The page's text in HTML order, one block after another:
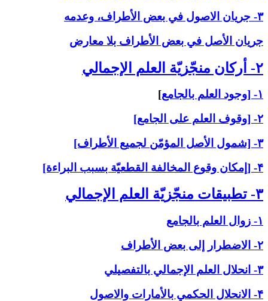
۳- جريان الاصول في بعض الأطراف، وعدمه
جريان الأصل في بعض الأطراف بلا معارض
۲- أركان منجّزيّة العلم الإجمالي‏
۱- [وجود العلم بالجامع
]
۲- [وقوف العلم على الجامع]
۳- [شمول الأصل المؤمّن لجميع الأطراف]
۴- [إمكان وقوع المخالفة القطعيّة بسبب البراءة]
۳- تطبيقات منجّزيّة العلم الإجمالي‏
۱- زوال العلم بالجامع
۲- الاضطرار إلى بعض الأطراف
۳- انحلال العلم الإجمالي بالتفصيلي
۴- الانحلال الحكمي بالأمارات والاصول